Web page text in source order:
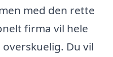
med den rette
firma vil hele
Du vil